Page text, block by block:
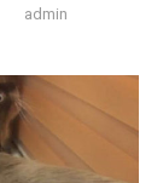
admin